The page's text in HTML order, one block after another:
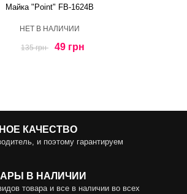
Майка "Point" FB-1624B
HЕТ В НАЛИЧИИ
135 грн 49 грн
КАЧЕСТВО
и поэтому гарантируем
В НАЛИЧИИ
товара и все в наличии во всех